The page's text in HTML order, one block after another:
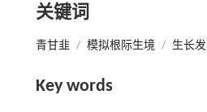
关键词
青甘韭 / 模拟根际生境 / 生长
Key words